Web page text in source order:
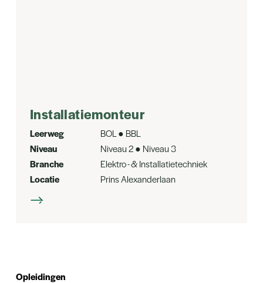
Installatiemonteur
Leerweg
BOL ● BBL
Niveau
Niveau 2 ● Niveau 3
Branche
Elektro - & Installatietechniek
Locatie
Prins Alexanderlaan
Opleidingen